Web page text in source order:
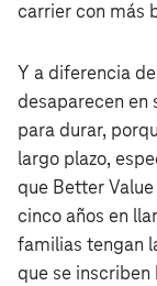
carrier con más
Y a diferencia
desaparecen en
para durar,
largo plazo,
que Better
cinco años en
familias tengan
que se